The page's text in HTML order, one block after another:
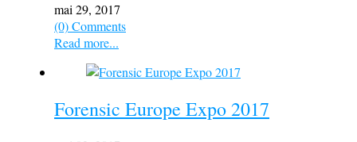
mai 29, 2017
(0) Comments
Read more...
Forensic Europe Expo 2017